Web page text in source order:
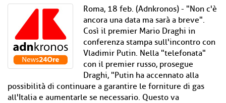
Roma, 18 feb. (Adnkronos) - "Non c'è
ancora una data ma sarà a breve".
Così il premier Mario Draghi in
conferenza stampa sull'incontro con
Vladimir Putin. Nella "telefonata"
con il premier russo, prosegue
Draghi, "Putin ha accennato alla
possibilità di continuare a garantire le forniture di gas
all'Italia e aumentarle se necessario. Questo va